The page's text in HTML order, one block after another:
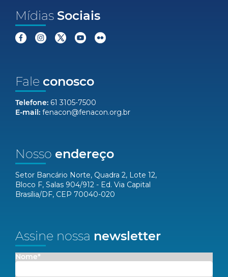
Mídias Sociais
Fale conosco
Telefone: 61 3105-7500
E-mail: fenacon@fenacon.org.br
Nosso endereço
Setor Bancário Norte, Quadra 2, Lote 12,
Bloco F, Salas 904/912 - Ed. Via Capital
Brasília/DF, CEP 70040-020
Assine nossa newsletter
Nome*